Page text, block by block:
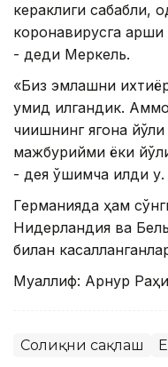
кераклиги сабабли,
коронавирусга
- деди Меркель.
«Биз эмлашни
умид қилгандик.
чиқишнинг ягона
мажбурийми ёки
- дея қўшимча қилди у.
Германияда ҳам
Нидерландия ва
билан
Муаллиф: Aрнур
Соғлиқни сақлаш